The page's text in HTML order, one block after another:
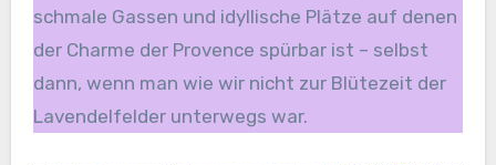
schmale Gassen und idyllische Plätze auf denen
der Charme der Provence spürbar ist – selbst
dann, wenn man wie wir nicht zur Blütezeit der
Lavendelfelder unterwegs war.